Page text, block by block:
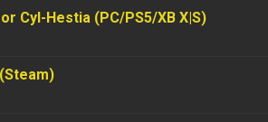
Cyl-Hestia (PC/PS5/XB X|S)